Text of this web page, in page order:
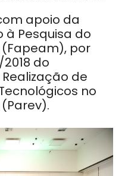
apoio da
à Pesquisa do
por
do
de
no